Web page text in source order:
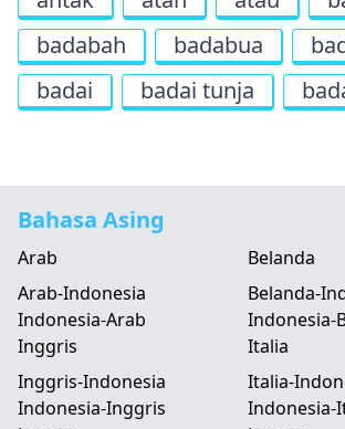
badabah
badabua
badai
badai tunja
Bahasa Asing
Arab
Arab-Indonesia
Indonesia-Arab
Belanda
Belanda-
Indonesia-
Inggris
Inggris-Indonesia
Indonesia-Inggris
Italia
Italia-
Indonesia-